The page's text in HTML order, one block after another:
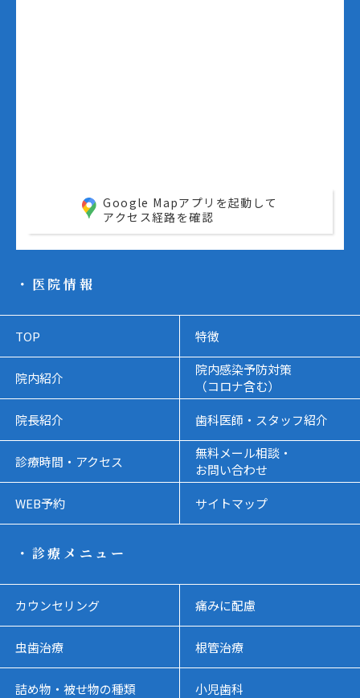
Google Mapアプリを起動して
アクセス経路を確認
・医院情報
TOP 特徴
院内紹介
院内感染予防対策
（コロナ含む）
院長紹介
歯科医師・スタッフ紹介
診療時間・アクセス
無料メール相談・
お問い合わせ
WEB予約
サイトマップ
・診療メニュー
カウンセリング 痛みに配慮
虫歯治療 根管治療
詰め物・被せ物の種類 小児歯科